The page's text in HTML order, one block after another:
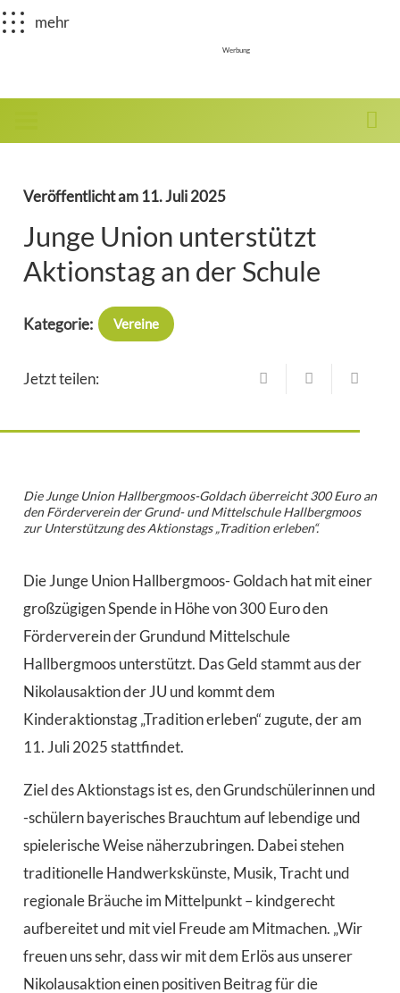
mehr
Werbung
Veröffentlicht am 11. Juli 2025
Junge Union unterstützt
Aktionstag an der Schule
Kategorie: Vereine
Jetzt teilen:
Die Junge Union Hallbergmoos-Goldach überreicht 300 Euro an
den Förderverein der Grund- und Mittelschule Hallbergmoos
zur Unterstützung des Aktionstags „Tradition erleben“.
Die Junge Union Hallbergmoos- Goldach hat mit einer
großzügigen Spende in Höhe von 300 Euro den
Förderverein der Grundund Mittelschule
Hallbergmoos unterstützt. Das Geld stammt aus der
Nikolausaktion der JU und kommt dem
Kinderaktionstag „Tradition erleben“ zugute, der am
11. Juli 2025 stattfindet.
Ziel des Aktionstags ist es, den Grundschülerinnen und
-schülern bayerisches Brauchtum auf lebendige und
spielerische Weise näherzubringen. Dabei stehen
traditionelle Handwerkskünste, Musik, Tracht und
regionale Bräuche im Mittelpunkt – kindgerecht
aufbereitet und mit viel Freude am Mitmachen. „Wir
freuen uns sehr, dass wir mit dem Erlös aus unserer
Nikolausaktion einen positiven Beitrag für die